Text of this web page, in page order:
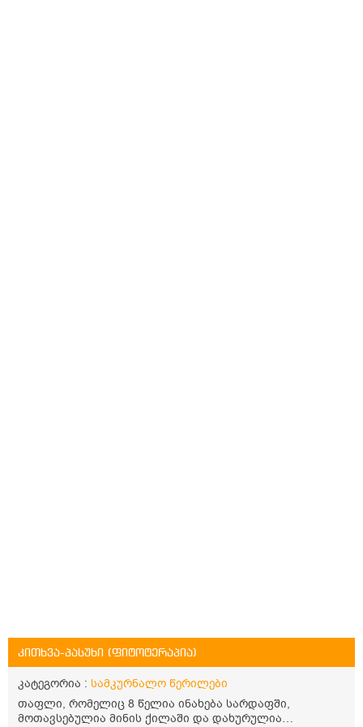
კითხვა-პასუხი (ფიტოტერაპია)
კატეგორია : სამკურნალო წერილები
თაფლი, რომელიც 8 წელია ინახება სარდაფში,
მოთავსებულია მინის ქილაში და დახურულია